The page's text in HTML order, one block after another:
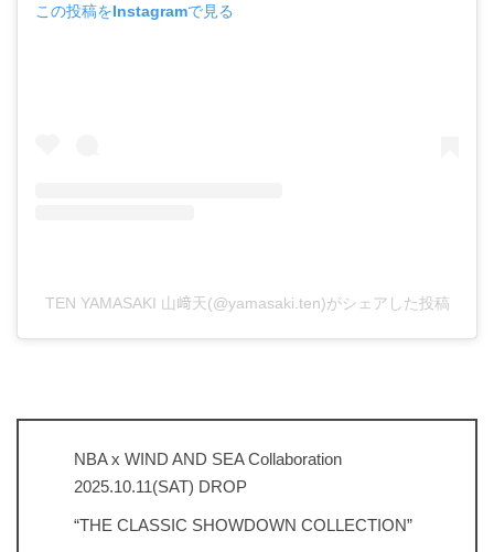
この投稿をInstagramで見る
TEN YAMASAKI 山﨑天(@yamasaki.ten)がシェアした投稿
NBA x WIND AND SEA Collaboration
2025.10.11(SAT) DROP
“THE CLASSIC SHOWDOWN COLLECTION”